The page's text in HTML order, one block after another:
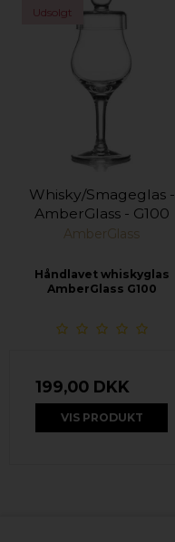
Udsolgt
Whisky/Smageglas -
AmberGlass - G100
AmberGlass
Håndlavet whiskyglas
AmberGlass G100
199,00 DKK
VIS PRODUKT